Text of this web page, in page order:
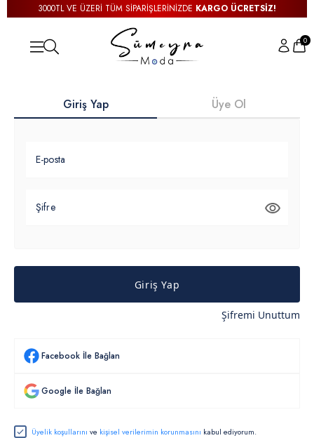
3000TL VE ÜZERİ TÜM SİPARİŞLERİNİZDE KARGO ÜCRETSİZ!
0
Giriş Yap Üye Ol
E-posta
Şifre
Giriş Yap
Şifremi Unuttum
Facebook İle Bağlan
Google İle Bağlan
Üyelik koşullarını ve kişisel verilerimin korunmasını kabul ediyorum.